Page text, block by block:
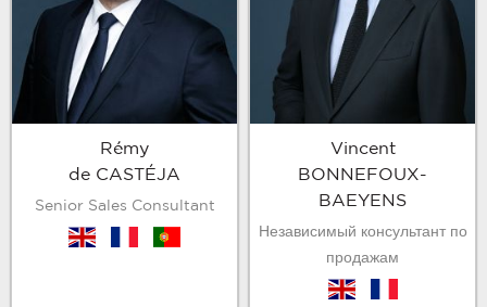
Rémy
de CASTÉJA
Senior Sales Consultant
en pt
Vincent
BONNEFOUX-
BAEYENS
Независимый консультант по
продажам
en